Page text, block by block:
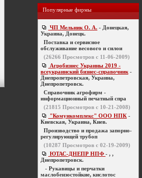
Популярные фирмы
ЧП Мельник О. А. - Донецкая,
Украина, Донецк.
Поставка и сервисное
обслуживание весового и силои
(26266 Просмотров с 11-06-2009)
Агробизнес Украины 2019 -
всеукраинский бизнес-справочник -
Днепропетровская, Украина,
Днепропетровск.
Справочник агрофирм -
информационный печатный спра
(21815 Просмотров с 10-21-2008)
"Комункомплекс" ООО НПК -
Киевская, Украина, Киев.
Производство и продажа запорно-
регулирующей трубоп
(10287 Просмотров с 02-19-2009)
ЮТАС-ДНЕПР НПФ - , ,
Днепропетровск.
- Рукавицы и перчатки
маслобензостойкие, кислотос